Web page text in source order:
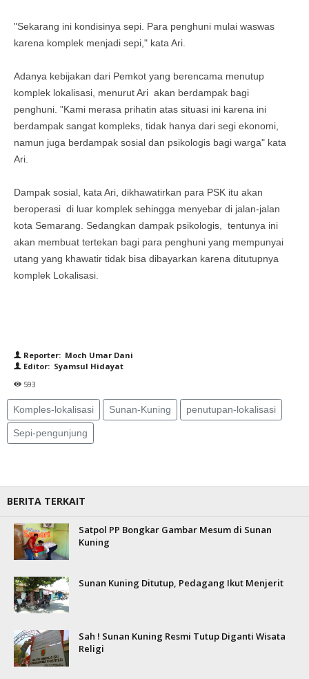
"Sekarang ini kondisinya sepi. Para penghuni mulai waswas
karena komplek menjadi sepi," kata Ari.
Adanya kebijakan dari Pemkot yang berencama menutup
komplek lokalisasi, menurut Ari akan berdampak bagi
penghuni. "Kami merasa prihatin atas situasi ini karena ini
berdampak sangat kompleks, tidak hanya dari segi ekonomi,
namun juga berdampak sosial dan psikologis bagi warga" kata
Ari.
Dampak sosial, kata Ari, dikhawatirkan para PSK itu akan
beroperasi di luar komplek sehingga menyebar di jalan-jalan
kota Semarang. Sedangkan dampak psikologis, tentunya ini
akan membuat tertekan bagi para penghuni yang mempunyai
utang yang khawatir tidak bisa dibayarkan karena ditutupnya
komplek Lokalisasi.
Reporter: Moch Umar Dani
Editor: Syamsul Hidayat
593
Komples-lokalisasi Sunan-Kuning penutupan-lokalisasi
Sepi-pengunjung
BERITA TERKAIT
Satpol PP Bongkar Gambar Mesum di Sunan
Kuning
Sunan Kuning Ditutup, Pedagang Ikut Menjerit
Sah ! Sunan Kuning Resmi Tutup Diganti Wisata
Religi